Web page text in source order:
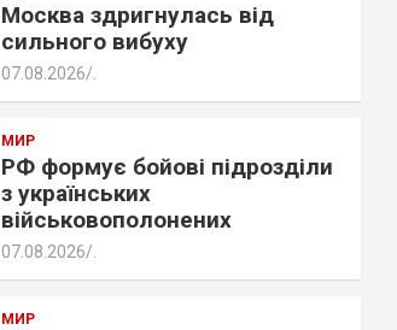
Москва здригнулась від
сильного вибуху
07.08.2026
МИР
РФ формує бойові підрозділи
з українських
військовополонених
07.08.2026
МИР